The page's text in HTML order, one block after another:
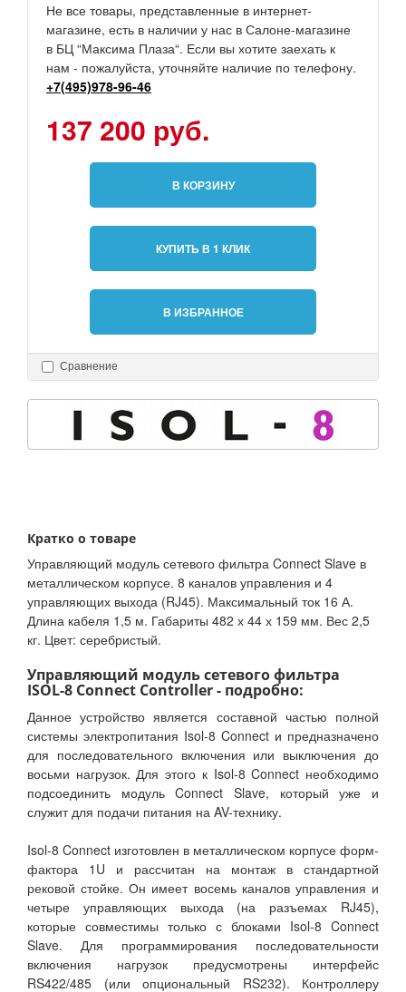
Не все товары, представленные в интернет-
магазине, есть в наличии у нас в Салоне-магазине
в БЦ “Максима Плаза“. Если вы хотите заехать к
нам - пожалуйста, уточняйте наличие по телефону.
+7(495)978-96-46
137 200 руб.
В КОРЗИНУ
КУПИТЬ В 1 КЛИК
В ИЗБРАННОЕ
Сравнение
Кратко о товаре
Управляющий модуль сетевого фильтра Connect Slave в
металлическом корпусе. 8 каналов управления и 4
управляющих выхода (RJ45). Максимальный ток 16 А.
Длина кабеля 1,5 м. Габариты 482 х 44 х 159 мм. Вес 2,5
кг. Цвет: серебристый.
Управляющий модуль сетевого фильтра
ISOL-8 Connect Controller - подробно:
Данное устройство является составной частью полной
системы электропитания Isol-8 Connect и предназначено
для последовательного включения или выключения до
восьми нагрузок. Для этого к Isol-8 Connect необходимо
подсоединить модуль Connect Slave, который уже и
служит для подачи питания на AV-технику.
Isol-8 Connect изготовлен в металлическом корпусе форм-
фактора 1U и рассчитан на монтаж в стандартной
рековой стойке. Он имеет восемь каналов управления и
четыре управляющих выхода (на разъемах RJ45),
которые совместимы только с блоками Isol-8 Connect
Slave. Для программирования последовательности
включения нагрузок предусмотрены интерфейс
RS422/485 (или опциональный RS232). Контроллеру